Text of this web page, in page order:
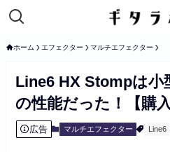
ホーム エフェクター マルチエフェクター
Line6 HX Stompは小
の性能だった！【購
広告 マルチエフェクター Line6